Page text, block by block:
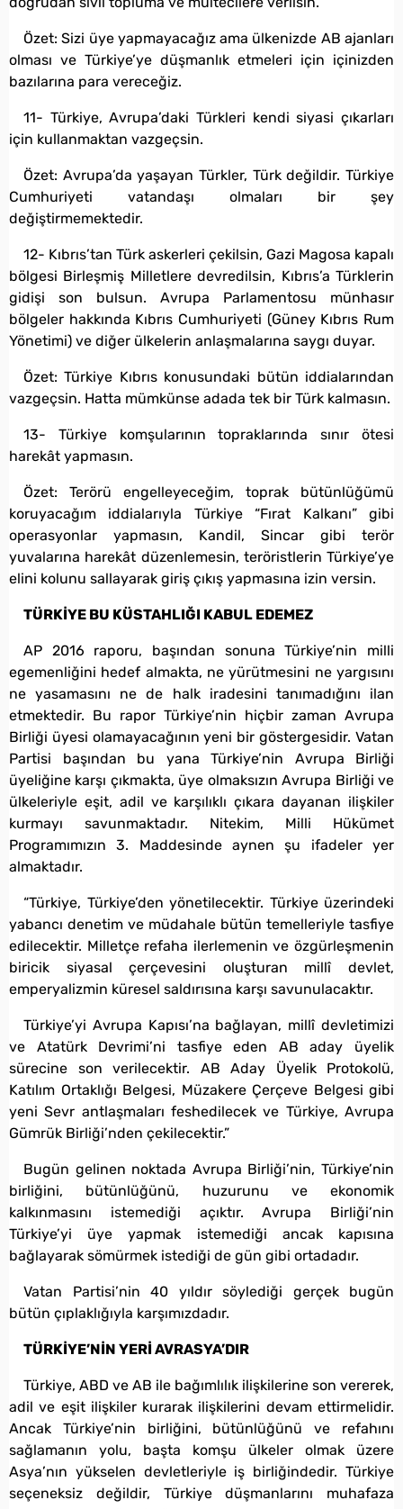
Özet: Sizi üye yapmayacağız ama ülkenizde AB ajanları
olması ve Türkiye’ye düşmanlık etmeleri için içinizden
bazılarına para vereceğiz.
11- Türkiye, Avrupa’daki Türkleri kendi siyasi çıkarları
için kullanmaktan vazgeçsin.
Özet: Avrupa’da yaşayan Türkler, Türk değildir. Türkiye
Cumhuriyeti vatandaşı olmaları bir şey
değiştirmemektedir.
12- Kıbrıs’tan Türk askerleri çekilsin, Gazi Magosa kapalı
bölgesi Birleşmiş Milletlere devredilsin, Kıbrıs’a Türklerin
gidişi son bulsun. Avrupa Parlamentosu münhasır
bölgeler hakkında Kıbrıs Cumhuriyeti (Güney Kıbrıs Rum
Yönetimi) ve diğer ülkelerin anlaşmalarına saygı duyar.
Özet: Türkiye Kıbrıs konusundaki bütün iddialarından
vazgeçsin. Hatta mümkünse adada tek bir Türk kalmasın.
13- Türkiye komşularının topraklarında sınır ötesi
harekât yapmasın.
Özet: Terörü engelleyeceğim, toprak bütünlüğümü
koruyacağım iddialarıyla Türkiye “Fırat Kalkanı” gibi
operasyonlar yapmasın, Kandil, Sincar gibi terör
yuvalarına harekât düzenlemesin, teröristlerin Türkiye’ye
elini kolunu sallayarak giriş çıkış yapmasına izin versin.
TÜRKİYE BU KÜSTAHLIĞI KABUL EDEMEZ
AP 2016 raporu, başından sonuna Türkiye’nin milli
egemenliğini hedef almakta, ne yürütmesini ne yargısını
ne yasamasını ne de halk iradesini tanımadığını ilan
etmektedir. Bu rapor Türkiye’nin hiçbir zaman Avrupa
Birliği üyesi olamayacağının yeni bir göstergesidir. Vatan
Partisi başından bu yana Türkiye’nin Avrupa Birliği
üyeliğine karşı çıkmakta, üye olmaksızın Avrupa Birliği ve
ülkeleriyle eşit, adil ve karşılıklı çıkara dayanan ilişkiler
kurmayı savunmaktadır. Nitekim, Milli Hükümet
Programımızın 3. Maddesinde aynen şu ifadeler yer
almaktadır.
“Türkiye, Türkiye’den yönetilecektir. Türkiye üzerindeki
yabancı denetim ve müdahale bütün temelleriyle tasfiye
edilecektir. Milletçe refaha ilerlemenin ve özgürleşmenin
biricik siyasal çerçevesini oluşturan millî devlet,
emperyalizmin küresel saldırısına karşı savunulacaktır.
Türkiye’yi Avrupa Kapısı’na bağlayan, millî devletimizi
ve Atatürk Devrimi’ni tasfiye eden AB aday üyelik
sürecine son verilecektir. AB Aday Üyelik Protokolü,
Katılım Ortaklığı Belgesi, Müzakere Çerçeve Belgesi gibi
yeni Sevr antlaşmaları feshedilecek ve Türkiye, Avrupa
Gümrük Birliği’nden çekilecektir.”
Bugün gelinen noktada Avrupa Birliği’nin, Türkiye’nin
birliğini, bütünlüğünü, huzurunu ve ekonomik
kalkınmasını istemediği açıktır. Avrupa Birliği’nin
Türkiye’yi üye yapmak istemediği ancak kapısına
bağlayarak sömürmek istediği de gün gibi ortadadır.
Vatan Partisi’nin 40 yıldır söylediği gerçek bugün
bütün çıplaklığıyla karşımızdadır.
TÜRKİYE’NİN YERİ AVRASYA’DIR
Türkiye, ABD ve AB ile bağımlılık ilişkilerine son vererek,
adil ve eşit ilişkiler kurarak ilişkilerini devam ettirmelidir.
Ancak Türkiye’nin birliğini, bütünlüğünü ve refahını
sağlamanın yolu, başta komşu ülkeler olmak üzere
Asya’nın yükselen devletleriyle iş birliğindedir. Türkiye
seçeneksiz değildir, Türkiye düşmanlarını muhafaza